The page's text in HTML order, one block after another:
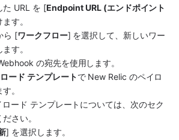
た URL を [Endpoint URL (エンドポイント
す。
ら [ワークフロー] を選択して、新しいワー
す。
の宛先を使用します。
ード テンプレートで New Relic のペイロ
。
ード テンプレートについては、次のセク
さい。
] を選択します。